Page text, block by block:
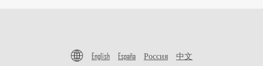
English España Россия 中文